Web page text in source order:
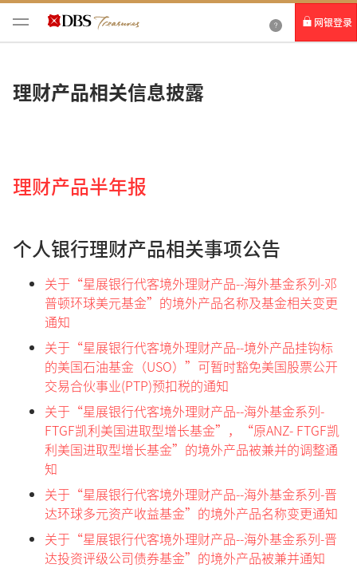
网银登录
理财产品相关信息披露
理财产品半年报
个人银行理财产品相关事项公告
关于“星展银行代客境外理财产品--海外基金系列-邓
普顿环球美元基金”的境外产品名称及基金相关变更
通知
关于“星展银行代客境外理财产品--境外产品挂钩标
的美国石油基金（USO）”可暂时豁免美国股票公开
交易合伙事业(PTP)预扣税的通知
关于“星展银行代客境外理财产品--海外基金系列-
FTGF凯利美国进取型增长基金”，“原ANZ- FTGF凯
利美国进取型增长基金”的境外产品被兼并的调整通
知
关于“星展银行代客境外理财产品--海外基金系列-晋
达环球多元资产收益基金”的境外产品名称变更通知
关于“星展银行代客境外理财产品--海外基金系列-晋
达投资评级公司债券基金”的境外产品被兼并通知